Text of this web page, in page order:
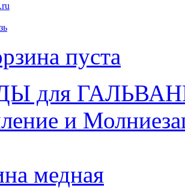
пуста
для
и
медная